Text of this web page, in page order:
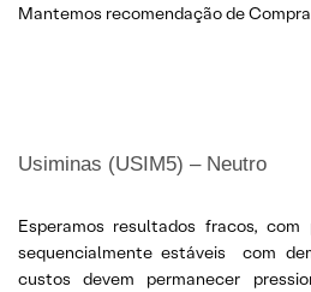
Mantemos recomendação de
Usiminas (USIM5) – Neutro
Esperamos resultados fracos,
sequencialmente estáveis com
custos devem permanecer